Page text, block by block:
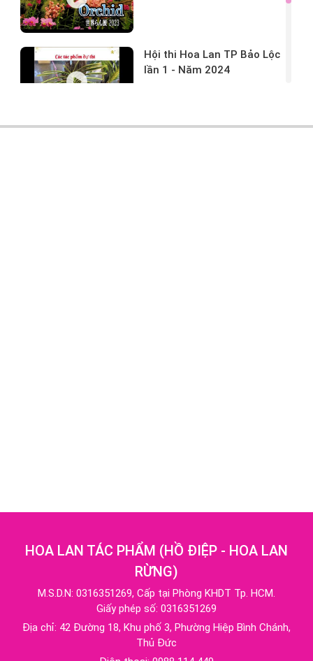
Hội thi Hoa Lan TP Bảo Lộc
lần 1 - Năm 2024
HOA LAN TÁC PHẨM (HỒ ĐIỆP - HOA LAN
RỪNG)
M.S.D.N: 0316351269, Cấp tại Phòng KHDT Tp. HCM.
Giấy phép số: 0316351269
Địa chỉ: 42 Đường 18, Khu phố 3, Phường Hiệp Bình Chánh,
Thủ Đức